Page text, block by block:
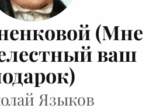
(Мне
ваш
Языков